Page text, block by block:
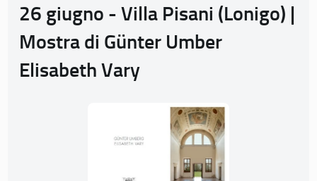
26 giugno - Villa Pisani (Lonigo) |
Mostra di Günter Umber
Elisabeth Vary